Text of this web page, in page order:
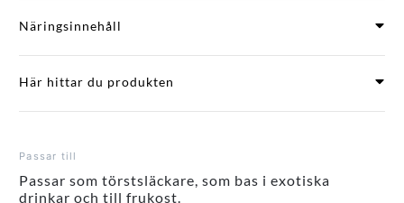
Näringsinnehåll
Här hittar du produkten
Passar till
Passar som törstsläckare, som bas i exotiska
drinkar och till frukost.